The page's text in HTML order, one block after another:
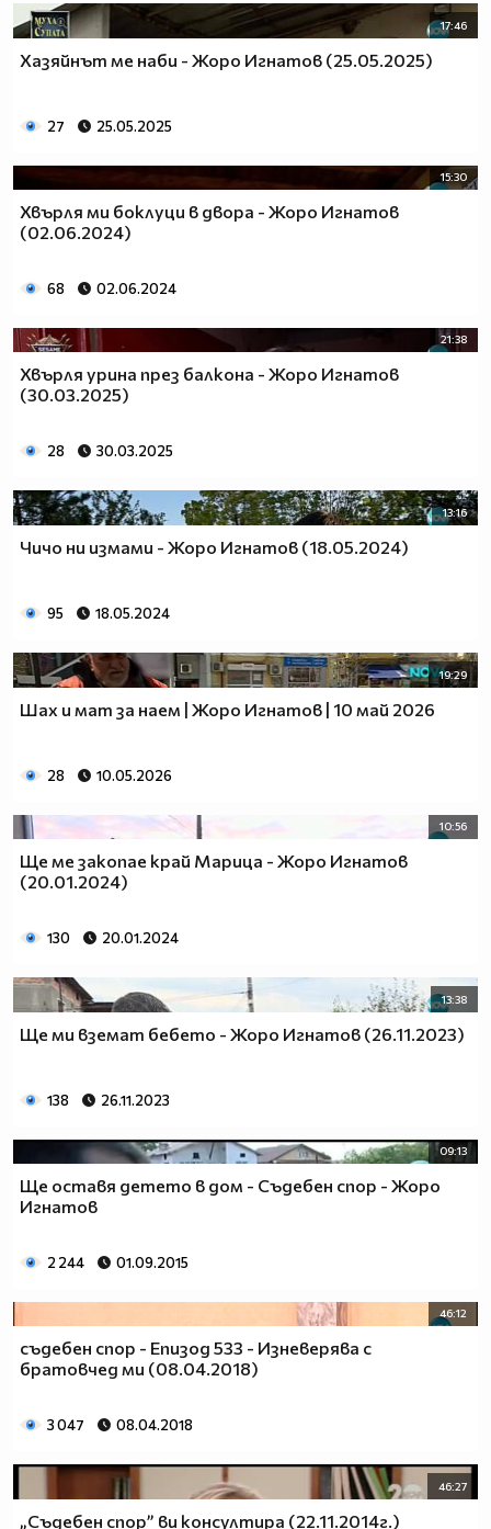
17:46
Хазяйнът ме наби - Жоро Игнатов (25.05.2025)
27 25.05.2025
15:30
Хвърля ми боклуци в двора - Жоро Игнатов
(02.06.2024)
68 02.06.2024
21:38
Хвърля урина през балкона - Жоро Игнатов
(30.03.2025)
28 30.03.2025
13:16
Чичо ни измами - Жоро Игнатов (18.05.2024)
95 18.05.2024
19:29
Шах и мат за наем | Жоро Игнатов | 10 май 2026
28 10.05.2026
10:56
Ще ме закопае край Марица - Жоро Игнатов
(20.01.2024)
130 20.01.2024
13:38
Ще ми вземат бебето - Жоро Игнатов (26.11.2023)
138 26.11.2023
09:13
Ще оставя детето в дом - Съдебен спор - Жоро
Игнатов
2 244 01.09.2015
46:12
съдебен спор - Епизод 533 - Изневерява с
братовчед ми (08.04.2018)
3 047 08.04.2018
46:27
„Съдебен спор” ви консултира (22.11.2014г.)